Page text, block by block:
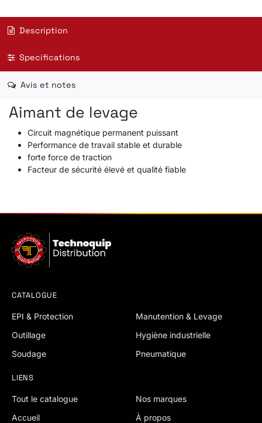
Description
Specifications
Avis et notes
Aimant de levage
Circuit magnétique permanent puissant
Performance de travail stable et durable
forte force de traction
Facteur de sécurité élevé et qualité fiable
CATALOGUE
EPI & Protection
Manutention & Levage
Outillage
Hygiène industrielle
Soudage
Pneumatique
LIENS
Tout le catalogue
Nos marques
Accueil
À propos